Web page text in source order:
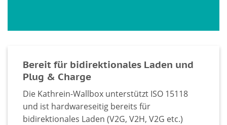
Bereit für bidirektionales Laden und
Plug & Charge
Die Kathrein-Wallbox unterstützt ISO 15118
und ist hardwareseitig bereits für
bidirektionales Laden (V2G, V2H, V2G etc.)